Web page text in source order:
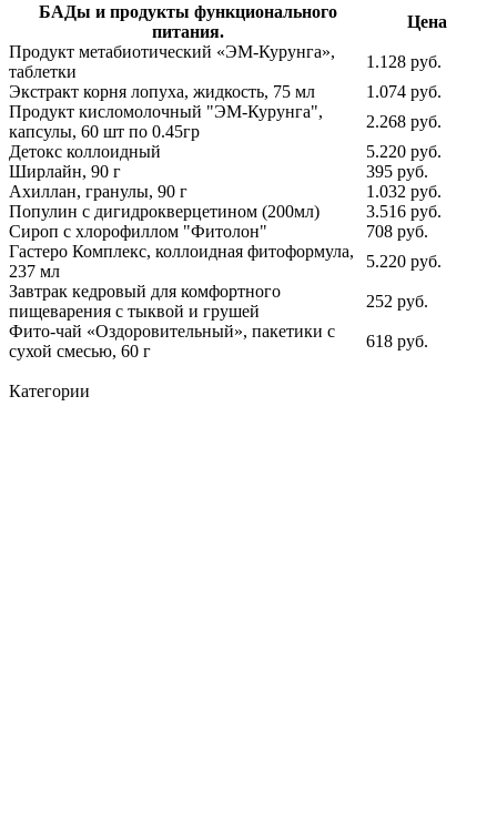
БАДы и продукты функционального
питания.
Цена
Продукт метабиотический «ЭМ-Курунга»,
таблетки
1.128 руб.
Экстракт корня лопуха, жидкость, 75 мл
1.074 руб.
Продукт кисломолочный "ЭМ-Курунга",
капсулы, 60 шт по 0.45гр
2.268 руб.
Детокс коллоидный
5.220 руб.
Ширлайн, 90 г
395 руб.
Ахиллан, гранулы, 90 г
1.032 руб.
Популин с дигидрокверцетином (200мл)
3.516 руб.
Сироп с хлорофиллом "Фитолон"
708 руб.
Гастеро Комплекс, коллоидная фитоформула,
237 мл
5.220 руб.
Завтрак кедровый для комфортного
пищеварения с тыквой и грушей
252 руб.
Фито-чай «Оздоровительный», пакетики с
сухой смесью, 60 г
618 руб.
Категории